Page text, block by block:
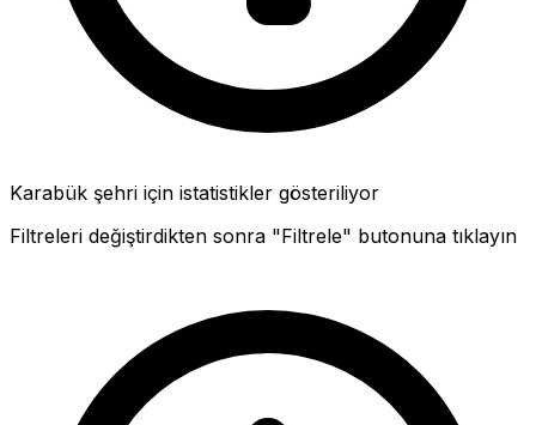
Karabük şehri için istatistikler gösteriliyor
Filtreleri değiştirdikten sonra "Filtrele" butonuna tıklayın